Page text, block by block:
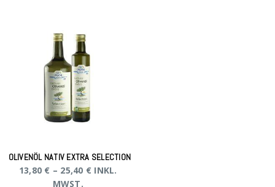
OLIVENÖL NATIV EXTRA SELECTION
13,80 € – 25,40 € INKL.
MWST.